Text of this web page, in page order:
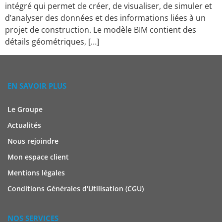
intégré qui permet de créer, de visualiser, de simuler et
d’analyser des données et des informations liées à un
projet de construction. Le modèle BIM contient des
détails géométriques, […]
EN SAVOIR PLUS
Le Groupe
Actualités
Nous rejoindre
Mon espace client
Mentions légales
Conditions Générales d'Utilisation (CGU)
NOS SERVICES